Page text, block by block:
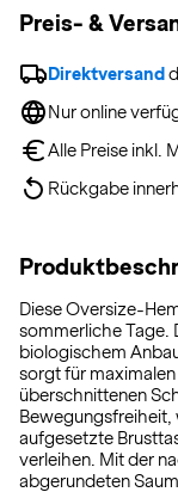
Preis- &
Direktversand
Nur online
Alle Preise inkl.
Rückgabe
Diese Oversize-
sommerliche Tage.
biologischem
sorgt für
überschnittenen
Bewegungsfreiheit,
aufgesetzte
verleihen. Mit der
abgerundeten